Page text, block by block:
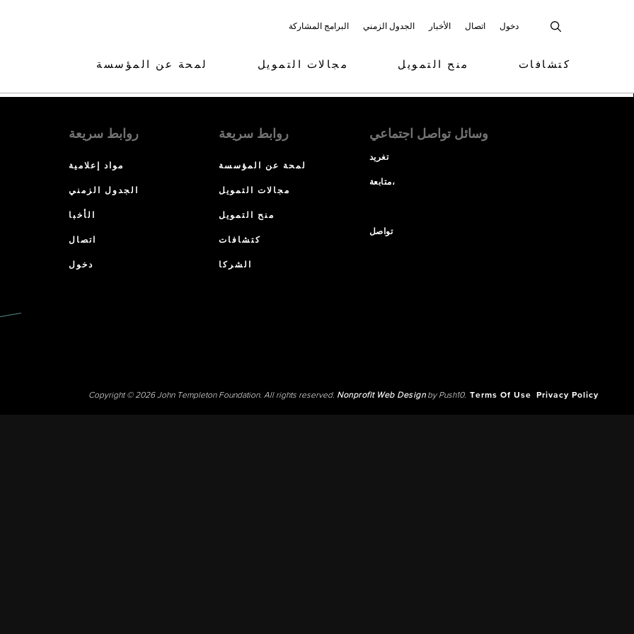
البرامج المشاركة الجدول الزمني الأخبار اتصال دخول
لمحة عن المؤسسة مجالات التمويل منح التمويل كتشافات
روابط سريعة
مواد إعلامية
الجدول الزمني
الأخبا
اتصال
دخول
روابط سريعة
لمحة عن المؤسسة
مجالات التمويل
منح التمويل
كتشافات
الشركا
وسائل تواصل اجتماعي
تغريد
متابعة،
تواصل
Copyright © 2026 John Templeton Foundation. All rights reserved. Nonprofit Web Designby Push10. Terms Of Use Privacy Policy